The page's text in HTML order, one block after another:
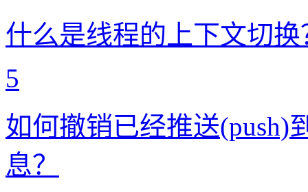
什么是线程的上下文切换
5
如何撤销已经推送(push)
息？